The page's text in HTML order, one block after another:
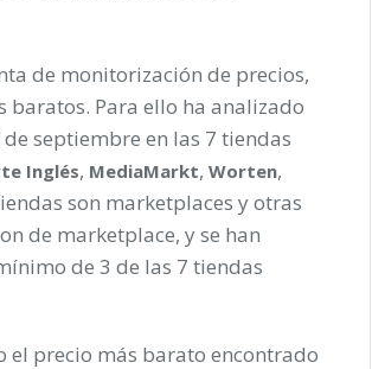
de monitorización de precios,
baratos. Para ello ha analizado
septiembre en las 7 tiendas
Inglés, MediaMarkt, Worten,
son marketplaces y otras
de marketplace, y se han
de 3 de las 7 tiendas
el precio más barato encontrado